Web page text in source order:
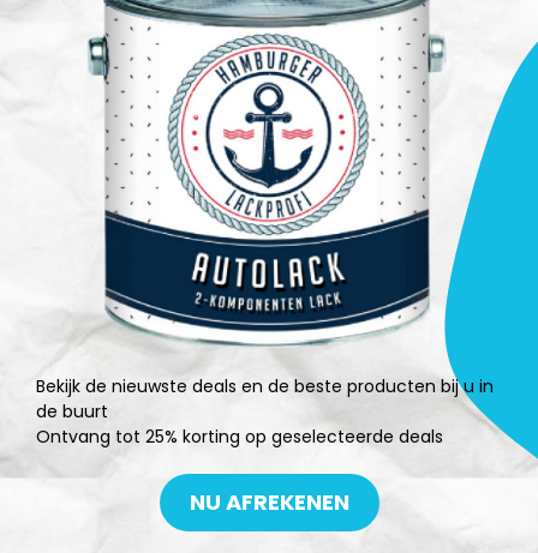
Bekijk de nieuwste deals en de beste producten bij u in
de buurt
Ontvang tot 25% korting op geselecteerde deals
NU AFREKENEN